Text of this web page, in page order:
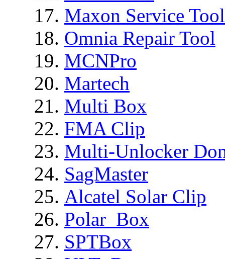
Maxon Service
Omnia Repair Tool
MCNPro
Martech
Multi Box
FMA Clip
Multi-Unlocker
SagMaster
Alcatel Solar Clip
Polar_Box
SPTBox